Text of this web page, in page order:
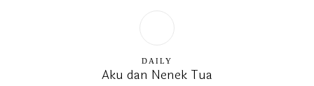
DAILY
Aku dan Nenek Tua